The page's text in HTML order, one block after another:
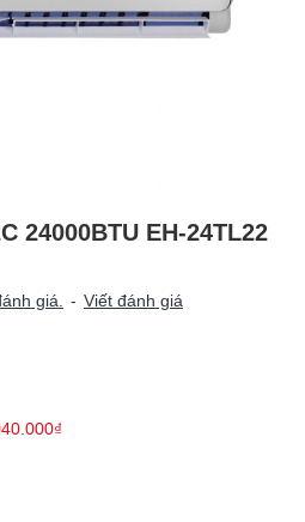
24000BTU EH-24TL22
giá. - Viết đánh giá